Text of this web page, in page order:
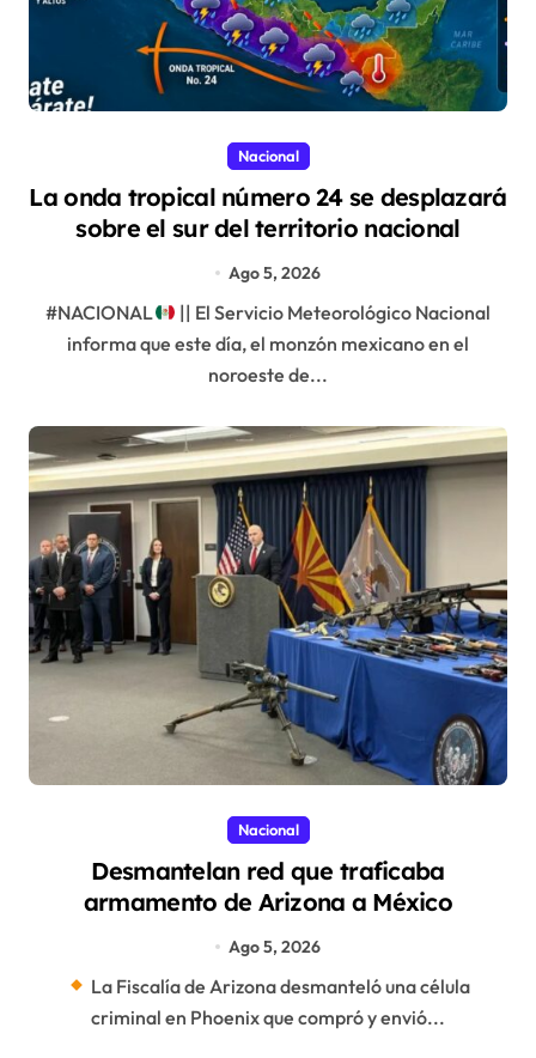
Nacional
La onda tropical número 24 se desplazará
sobre el sur del territorio nacional
Ago 5, 2026
#NACIONAL
|| El Servicio Meteorológico Nacional
informa que este día, el monzón mexicano en el
noroeste de...
Nacional
Desmantelan red que traficaba
armamento de Arizona a México
Ago 5, 2026
La Fiscalía de Arizona desmanteló una célula
criminal en Phoenix que compró y envió...